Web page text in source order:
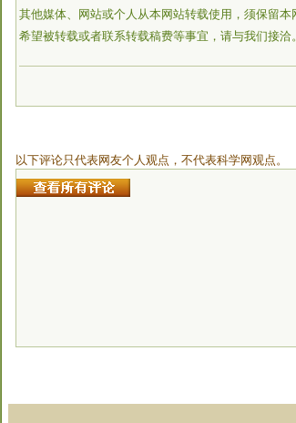
其他媒体、网站或个人从本网站转载使用，须保留
希望被转载或者联系转载稿费等事宜，请与我们接洽。
以下评论只代表网友个人观点，不代表科学网观点。